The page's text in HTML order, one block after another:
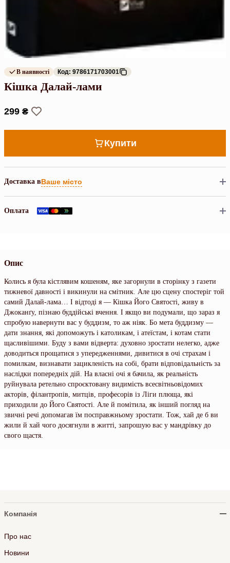
В наявності Код: 9786171703001
Кішка Далай-лами
299 ₴
Купити
Доставка вВаше місто
Оплата
Опис
Колись я була кістлявим кошеням, яке загорнули в сторінку з газети
тижневої давності і викинули на смітник. Але цю сцену спостеріг той
самий Далай-лама… І відтоді я — Кішка Його Святості, живу в
Джоканґу, пізнаю буддійські вчення. І якщо ви подумали, що зараз я
спробую навернути вас у буддизм, то аж ніяк. Бо мета буддизму —
дати знання, які допоможуть і католикам, і атеїстам, і котам стати
щасливішими. Буду з вами відверта: духовно зростати нелегко, адже
доводиться прощатися з упередженнями, дивитися в очі страхам і
помилкам, визнавати зацикленість на собі, брати відповідальність за
наслідки попередніх дій. На власні очі я бачила, як реальність
руйнувала ретельно спроєктовану видимість всесвітньовідомих
акторів, філантропів, митців, професорів із Ліги плюща, які
приходили до Його Святості. Але й помітила, як інший погляд на
звичні речі допомагав їм посправжньому зростати. Тож, хай де б ви
жили й хай чого досягнули в житті, запрошую вас у мандрівку до
свого щастя.
Компанія
Про нас
Новини